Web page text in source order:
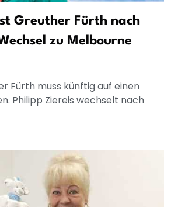
Greuther Fürth nach
zu Melbourne
Fürth muss künftig auf einen
Philipp Ziereis wechselt nach